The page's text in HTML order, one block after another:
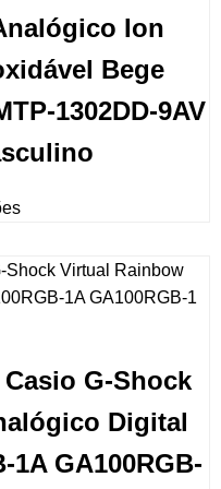
Ion
Bege
1302DD-9AV
G-Shock
Digital
1A GA100RGB-